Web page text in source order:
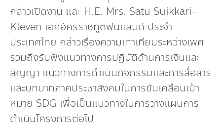
กล่าวเปิดงาน และ H.E. Mrs. Satu Suikkari-
Kleven เอกอัครราชทูตฟินแลนด์ ประจำ
ประเทศไทย กล่าวเรื่องความเท่าเทียมระหว่างเพศ
รวมถึงรับฟังแนวทางการปฏิบัติด้านการเงินและ
สัญญา แนวทางการดำเนินกิจกรรมและการสื่อสาร
และบทบาทภาคประชาสังคมในการขับเคลื่อนเป้า
หมาย SDG เพื่อเป็นแนวทางในการวางแผนการ
ดำเนินโครงการต่อไป